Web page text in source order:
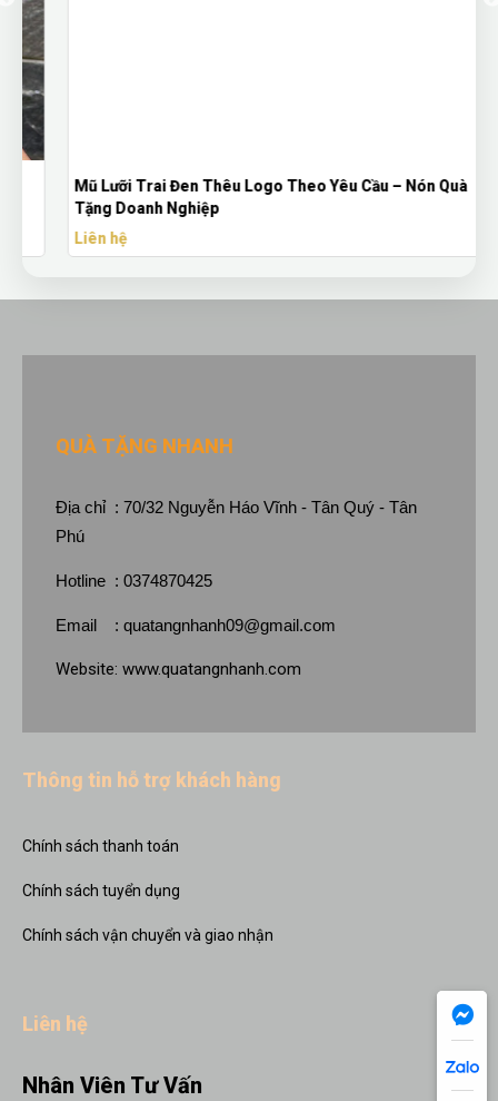
Mũ Lưỡi Trai Đen Thêu Logo Theo Yêu Cầu – Nón Quà
Tặng Doanh Nghiệp
Liên hệ
QUÀ TẶNG NHANH
Địa chỉ : 70/32 Nguyễn Háo Vĩnh - Tân Quý - Tân
Phú
Hotline : 0374870425
Email : quatangnhanh09@gmail.com
Website: www.quatangnhanh.com
Thông tin hỗ trợ khách hàng
Chính sách thanh toán
Chính sách tuyển dụng
Chính sách vận chuyển và giao nhận
Liên hệ
Nhân Viên Tư Vấn